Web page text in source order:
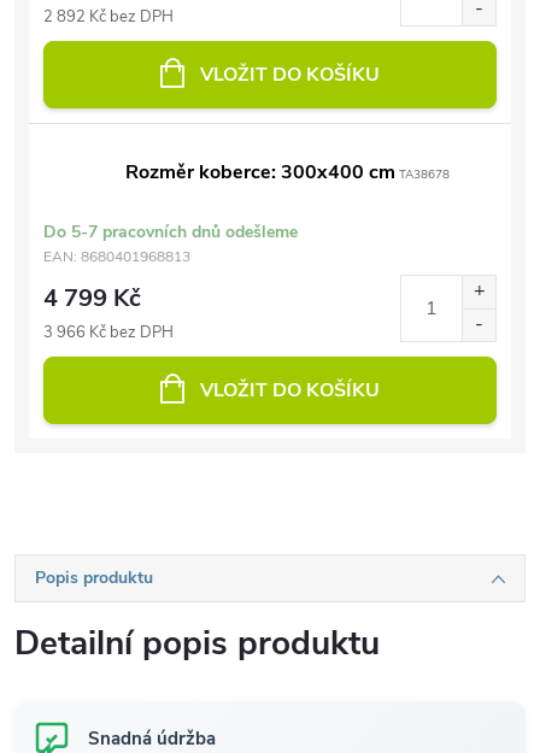
2 892 Kč bez DPH
VLOŽIT DO KOŠÍKU
Rozměr koberce: 300x400 cm TA38678
Do 5-7 pracovních dnů odešleme
EAN: 8680401968813
4 799 Kč
3 966 Kč bez DPH
VLOŽIT DO KOŠÍKU
Popis produktu
Detailní popis produktu
Snadná údržba